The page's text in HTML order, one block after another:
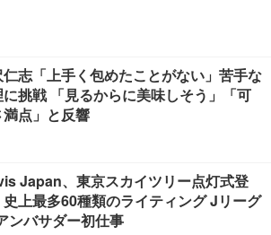
志「上手く包めたことがない」苦手な
挑戦 「見るからに美味しそう」「可
点」と反響
Japan、東京スカイツリー点灯式登
上最多60種類のライティング Jリーグ
ンバサダー初仕事